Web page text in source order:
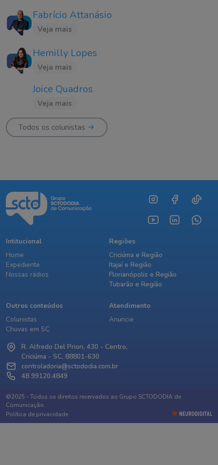
Fabrício Attanásio
Veja mais
Hemilly Lopes
Veja mais
Joice Quadros
Veja mais
Todos os colunistas
Intitucional
Home
Expediente
Nossas rádios
Regiões
Criciúma e Região
Itajaí e Região
Florianópolis e Região
Tubarão e Região
Outros conteúdos
Colunistas
Chuvas em SC
Atendimento
Anuncie
R. Alfredo Del Priori, 430 - Centro,
Criciúma - SC, 88801-630
controladoria@sctododia.com.br
48 99120.4849
©2025 - Todos os direitos reservados ao Grupo SCTODODIA de
Comunicação.
Política de privacidade